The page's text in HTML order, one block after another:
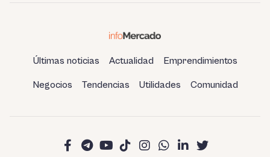
Últimas noticias Actualidad Emprendimientos
Negocios Tendencias Utilidades Comunidad